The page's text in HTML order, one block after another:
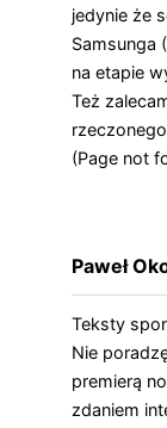
jedynie że
Samsunga
na etapie
Też
(Page not
Paweł
Teksty
Nie
premierą
zdaniem